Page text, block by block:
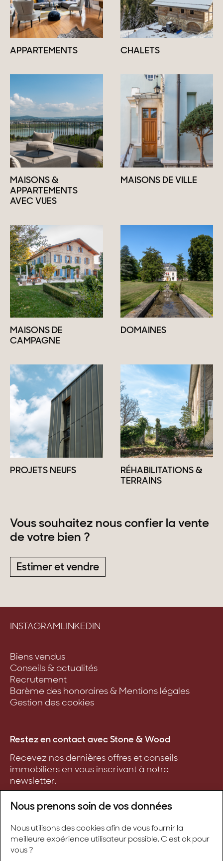
APPARTEMENTS CHALETS
MAISONS &
APPARTEMENTS
AVEC VUES
MAISONS DE VILLE
MAISONS DE
CAMPAGNE
DOMAINES
PROJETS NEUFS
RÉHABILITATIONS &
TERRAINS
Vous souhaitez nous confier la vente
de votre bien ?
Estimer et vendre
INSTAGRAMLINKEDIN
Biens vendus
Conseils & actualités
Recrutement
Barème des honoraires & Mentions légales
Gestion des cookies
Restez en contact avec Stone & Wood
Recevez nos dernières offres et conseils
immobiliers en vous inscrivant à notre
newsletter.
S'inscrire
Nous prenons soin de vos données
Nous utilisons des cookies afin de vous fournir la
meilleure expérience utilisateur possible. C'est ok pour
vous ?